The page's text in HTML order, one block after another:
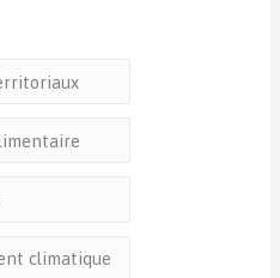
climatique